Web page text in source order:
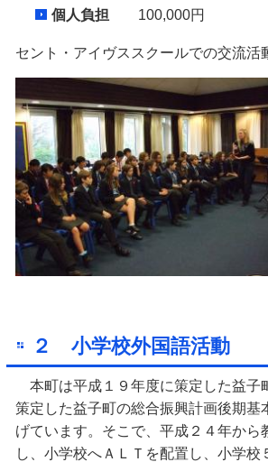
予約システム
個人負担 100,000円
セント・アイヴススクールでの交流活
２ 小学校外国語活動
本町は平成１９年度に策定した益子
策定した益子町の総合振興計画後期
げています。そこで、平成２４年か
し、小学校へＡＬＴを配置し、小学